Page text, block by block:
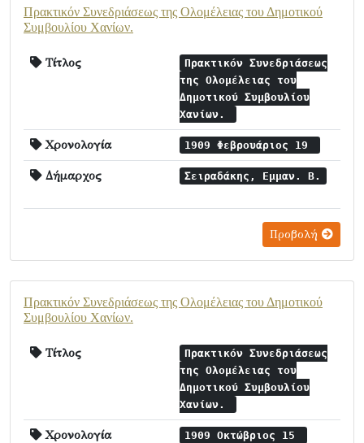
Πρακτικόν Συνεδριάσεως της Ολομέλειας του Δημοτικού
Συμβουλίου Χανίων.
Τίτλος
Πρακτικόν Συνεδριάσεως
της Ολομέλειας του
Δημοτικού Συμβουλίου
Χανίων.
Χρονολογία 1909 Φεβρουάριος 19
Δήμαρχος Σειραδάκης, Εμμαν. Β.
Προβολή
Πρακτικόν Συνεδριάσεως της Ολομέλειας του Δημοτικού
Συμβουλίου Χανίων.
Τίτλος
Πρακτικόν Συνεδριάσεως
της Ολομέλειας του
Δημοτικού Συμβουλίου
Χανίων.
Χρονολογία 1909 Οκτώβριος 15